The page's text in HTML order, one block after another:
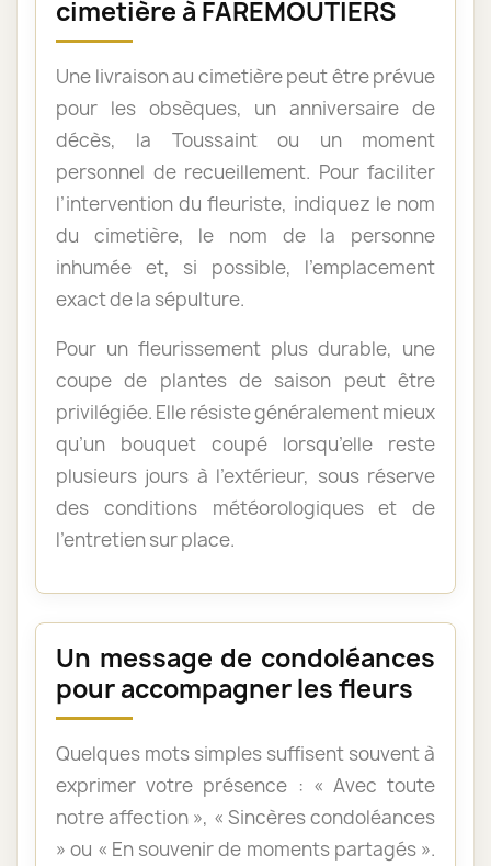
cimetière à FAREMOUTIERS
Une livraison au cimetière peut être prévue
pour les obsèques, un anniversaire de
décès, la Toussaint ou un moment
personnel de recueillement. Pour faciliter
l’intervention du fleuriste, indiquez le nom
du cimetière, le nom de la personne
inhumée et, si possible, l’emplacement
exact de la sépulture.
Pour un fleurissement plus durable, une
coupe de plantes de saison peut être
privilégiée. Elle résiste généralement mieux
qu’un bouquet coupé lorsqu’elle reste
plusieurs jours à l’extérieur, sous réserve
des conditions météorologiques et de
l’entretien sur place.
Un message de condoléances
pour accompagner les fleurs
Quelques mots simples suffisent souvent à
exprimer votre présence : « Avec toute
notre affection », « Sincères condoléances
» ou « En souvenir de moments partagés ».